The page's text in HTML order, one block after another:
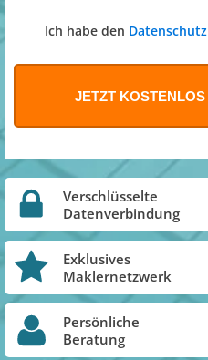
Ich habe den Datenschutz
Verschlüsselte
Datenverbindung
Exklusives
Maklernetzwerk
Persönliche
Beratung